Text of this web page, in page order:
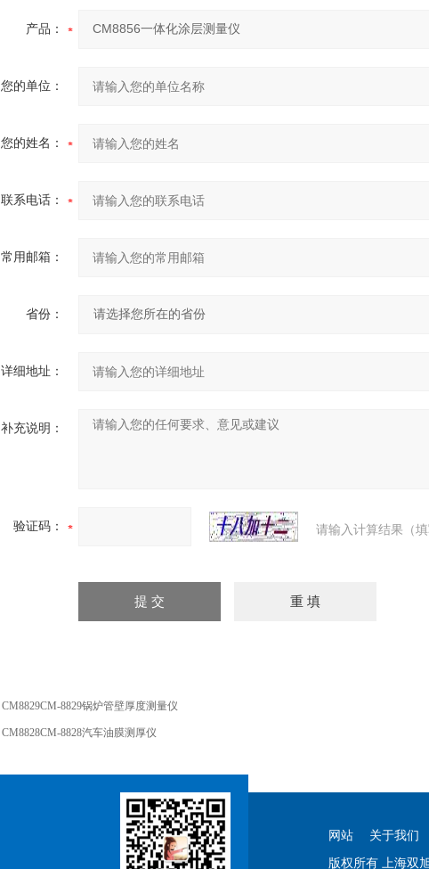
产品：
您的单位：
您的姓名：
联系电话：
常用邮箱：
省份：
详细地址：
补充说明：
验证码： 请输入计算结果（
CM8829CM-8829锅炉管壁厚度测量仪
CM8828CM-8828汽车油膜测厚仪
网站 关于我们
版权所有 上海双